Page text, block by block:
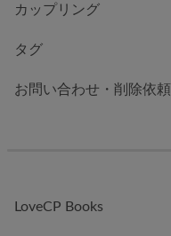
カップリング
タグ
お問い合わせ・削除依頼
LoveCP Books